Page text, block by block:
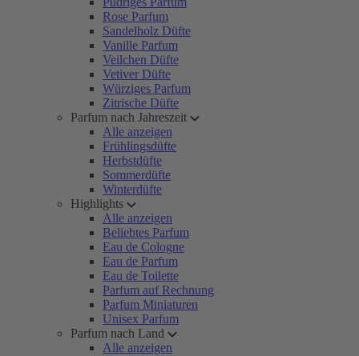
Rose Parfum
Sandelholz Düfte
Vanille Parfum
Veilchen Düfte
Vetiver Düfte
Würziges Parfum
Zitrische Düfte
Parfum nach Jahreszeit
Alle anzeigen
Frühlingsdüfte
Herbstdüfte
Sommerdüfte
Winterdüfte
Highlights
Alle anzeigen
Beliebtes Parfum
Eau de Cologne
Eau de Parfum
Eau de Toilette
Parfum auf Rechnung
Parfum Miniaturen
Unisex Parfum
Parfum nach Land
Alle anzeigen